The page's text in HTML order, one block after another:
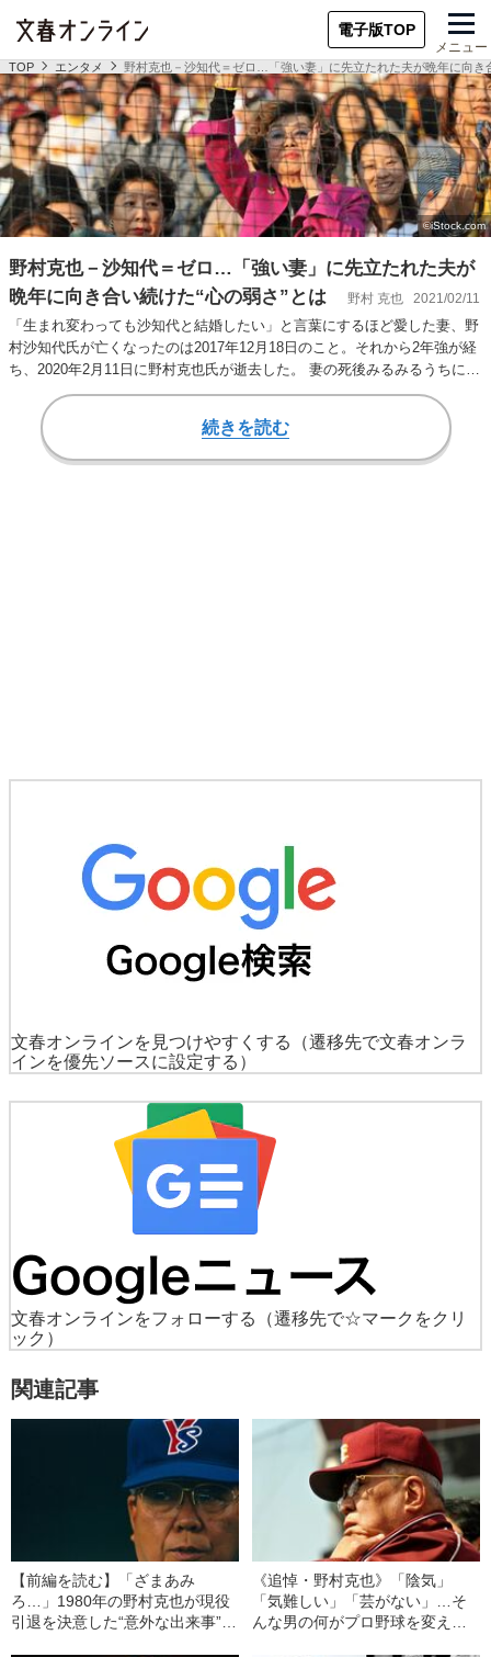
電子版TOP
メニュー
TOP エンタメ 野村克也－沙知代＝ゼロ…「強い妻」に先立たれた夫が晩年に向き
野村克也－沙知代＝ゼロ…「強い妻」に先立たれた夫が
晩年に向き合い続けた“心の弱さ”とは
野村 克也 2021/02/11
「生まれ変わっても沙知代と結婚したい」と言葉にするほど愛した妻、野
村沙知代氏が亡くなったのは2017年12月18日のこと。それから2年強が経
ち、2020年2月11日に野村克也氏が逝去した。 妻の死後みるみるうちに
続きを読む
文春オンラインを見つけやすくする
（遷移先で文春オンラ
インを優先ソースに設定する）
文春オンラインをフォローする
（遷移先で☆マークをクリ
ック）
関連記事
【前編を読む】「ざまあみ
ろ…」1980年の野村克也が現役
引退を決意した“意外な出来事”と
《追悼・野村克也》「陰気」
「気難しい」「芸がない」…そ
んな男の何がプロ野球を変えた